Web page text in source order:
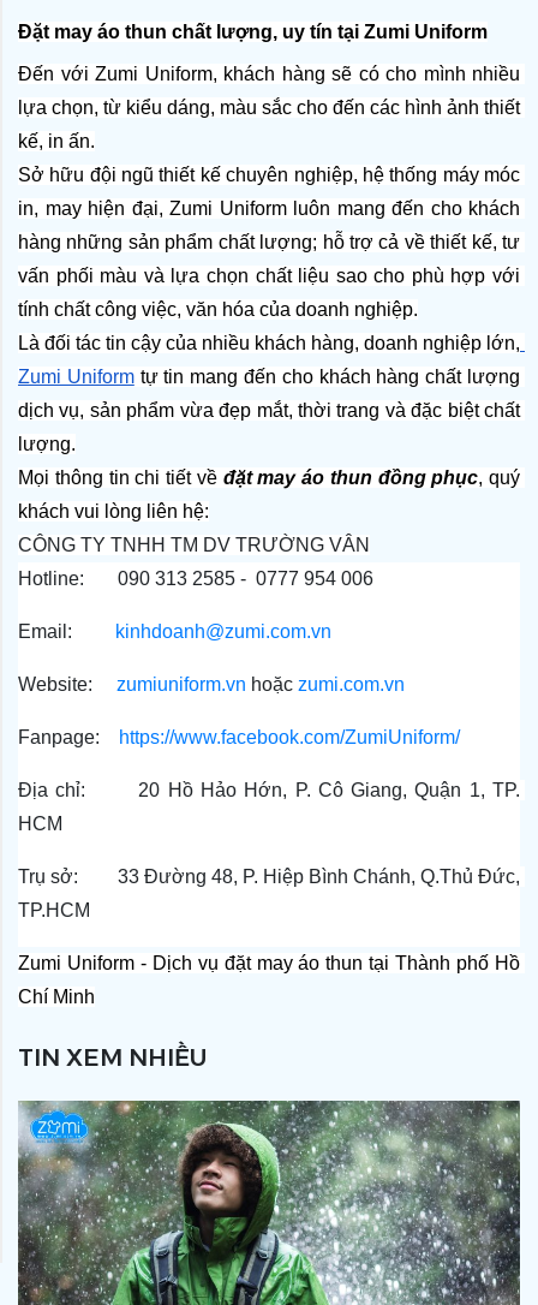
TIN XEM NHIỀU
Đặt may áo thun chất lượng, uy tín tại Zumi Uniform
Đến với Zumi Uniform, khách hàng sẽ có cho mình nhiều
lựa chọn, từ kiểu dáng, màu sắc cho đến các hình ảnh thiết
kế, in ấn.
Sở hữu đội ngũ thiết kế chuyên nghiệp, hệ thống máy móc
in, may hiện đại, Zumi Uniform luôn mang đến cho khách
hàng những sản phẩm chất lượng; hỗ trợ cả về thiết kế, tư
vấn phối màu và lựa chọn chất liệu sao cho phù hợp với
tính chất công việc, văn hóa của doanh nghiệp.
Là đối tác tin cậy của nhiều khách hàng, doanh nghiệp lớn,
Zumi Uniform tự tin mang đến cho khách hàng chất lượng
dịch vụ, sản phẩm vừa đẹp mắt, thời trang và đặc biệt chất
lượng.
Mọi thông tin chi tiết về đặt may áo thun đồng phục, quý
khách vui lòng liên hệ:
CÔNG TY TNHH TM DV TRƯỜNG VÂN
Hotline:       090 313 2585 -  0777 954 006
Email: kinhdoanh@zumi.com.vn
Website: zumiuniform.vn hoặc zumi.com.vn
Fanpage: https://www.facebook.com/ZumiUniform/
Địa chỉ:       20 Hồ Hảo Hớn, P. Cô Giang, Quận 1, TP.
HCM
Trụ sở:        33 Đường 48, P. Hiệp Bình Chánh, Q.Thủ Đức,
TP.HCM
Zumi Uniform - Dịch vụ đặt may áo thun tại Thành phố Hồ
Chí Minh